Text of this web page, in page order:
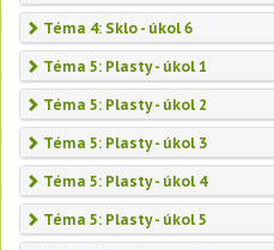
Téma 4: Sklo - úkol 6
Téma 5: Plasty - úkol 1
Téma 5: Plasty - úkol 2
Téma 5: Plasty - úkol 3
Téma 5: Plasty - úkol 4
Téma 5: Plasty - úkol 5